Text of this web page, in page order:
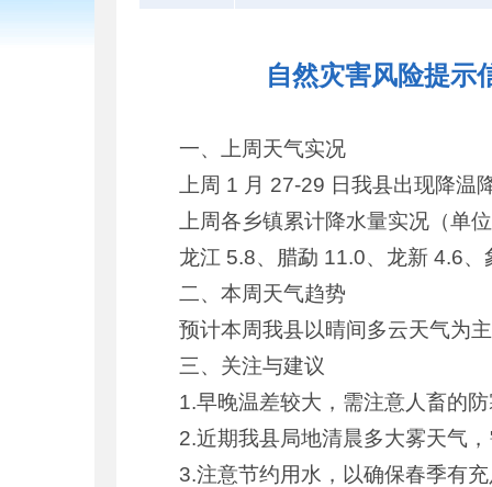
自然灾害风险提示
一、上周天气实况
上周 1 月 27-29 日我县出现降
上周各乡镇累计降水量实况（单
龙江 5.8、腊勐 11.0、龙新 4.6
二、本周天气趋势
预计本周我县以晴间多云天气为
三、关注与建议
1.早晚温差较大，需注意人畜的
2.近期我县局地清晨多大雾天气
3.注意节约用水，以确保春季有